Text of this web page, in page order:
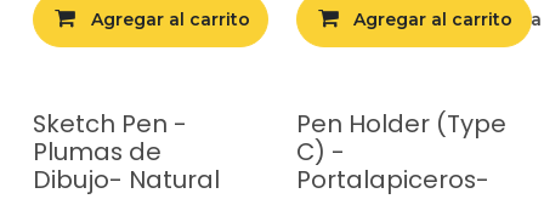
Agregar al carrito Agregar a la
Agregar al carrito
Sketch Pen -
Plumas de
Dibujo- Natural
Pen Holder (Type
C) -
Portalapiceros-